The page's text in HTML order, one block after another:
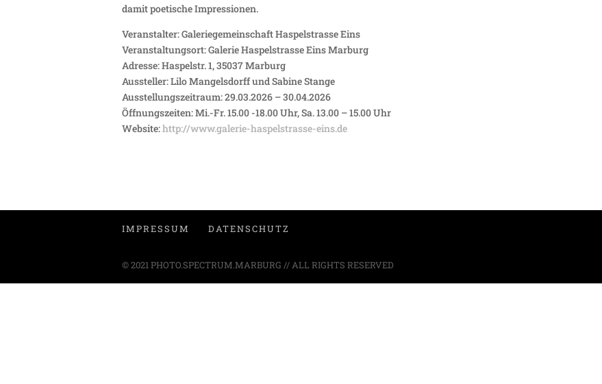
damit poetische Impressionen.
Veranstalter: Galeriegemeinschaft Haspelstrasse Eins
Veranstaltungsort: Galerie Haspelstrasse Eins Marburg
Adresse: Haspelstr. 1, 35037 Marburg
Aussteller: Lilo Mangelsdorff und Sabine Stange
Ausstellungszeitraum: 29.03.2026 – 30.04.2026
Öffnungszeiten: Mi.-Fr. 15.00 -18.00 Uhr, Sa. 13.00 – 15.00 Uhr
Website:http://www.galerie-haspelstrasse-eins.de
IMPRESSUM DATENSCHUTZ
© 2021 PHOTO.SPECTRUM.MARBURG // ALL RIGHTS RESERVED